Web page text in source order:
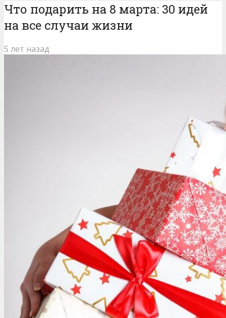
Что подарить на 8 марта: 30 идей
на все случаи жизни
5 лет назад